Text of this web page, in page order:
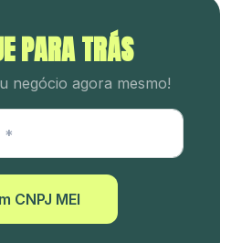
PARA TRÁS
negócio agora mesmo!
CNPJ MEI